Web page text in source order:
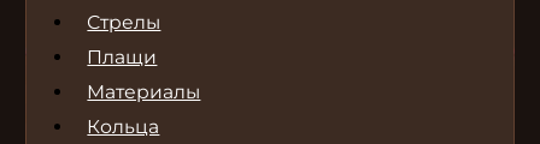
Стрелы
Плащи
Материалы
Кольца